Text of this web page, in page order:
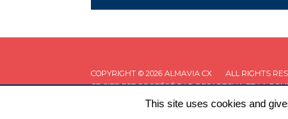
COPYRIGHT © 2026 ALMAVIA CX ALL RIGHTS
CE SITE EST PROTÉGÉ PAR RECAPTCHA ET LA
This site uses cookies and